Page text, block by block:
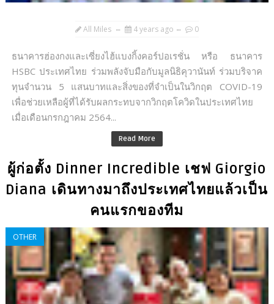
All Miles 4 years ago 0
ธนาคารฮ่องกงและเซี่ยงไฮ้แบงกิ้งคอร์ปอเรชั่น หรือ ธนาคาร
HSBC ประเทศไทย ร่วมพลังจับมือกับมูลนิธิคุวานันท์ ร่วมบริจาค
ทุนจำนวน 5 แสนบาทและสิ่งของที่จำเป็นในวิกฤต COVID-19
เพื่อช่วยเหลือผู้ที่ได้รับผลกระทบจากวิกฤตโควิดในประเทศไทย
เมื่อเดือนกรกฎาคม 2564...
Read More
ผู้ก่อตั้ง Dinner Incredible เชฟ Giorgio
Diana เดินทางมาถึงประเทศไทยแล้วเป็น
คนแรกของทีม
OTHER